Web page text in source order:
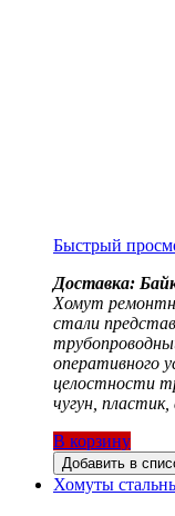
Быстрый
Доставка:
Хомут
стали
оперативного
целостности
чугун,
В корзину
Добавить в
Хомуты